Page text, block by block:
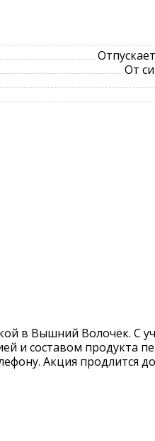
От
в Вышний Волочёк. С
и составом продукта
Акция продлится до